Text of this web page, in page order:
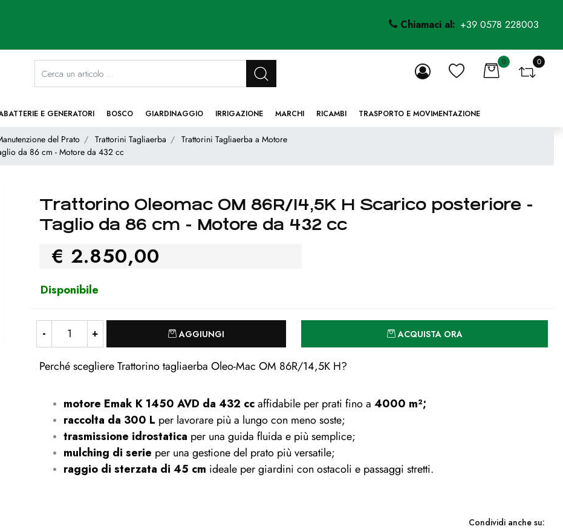
Chiamaci al: +39 0578 228003
La modifica di un filtro aggiorna automaticamente gli altri filtri disponibili. 0 0
E GENERATORI BOSCO GIARDINAGGIO IRRIGAZIONE MARCHI RICAMBI TRASPORTO E MOVIMENTAZIONE
del Prato Trattorini Tagliaerba
Trattorini Tagliaerba a Motore
da 86 cm - Motore da 432 cc
Trattorino Oleomac OM 86R/14,5K H Scarico posteriore -
Taglio da 86 cm - Motore da 432 cc
€ 2.850,00
Disponibile
AGGIUNGI ACQUISTA ORA
Perché scegliere Trattorino tagliaerba Oleo-Mac OM 86R/14,5K H?
motore Emak K 1450 AVD da 432 ccaffidabile per prati fino a 4000 m²;
raccolta da 300 L per lavorare più a lungo con meno soste;
trasmissione idrostatica per una guida fluida e più semplice;
mulching di serie per una gestione del prato più versatile;
raggio di sterzata di 45 cm ideale per giardini con ostacoli e passaggi stretti.
Condividi anche su: